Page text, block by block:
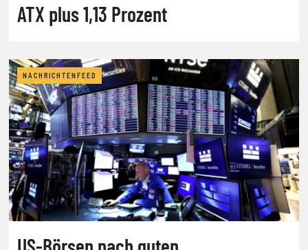
ATX plus 1,13 Prozent
NACHRICHTENFEED